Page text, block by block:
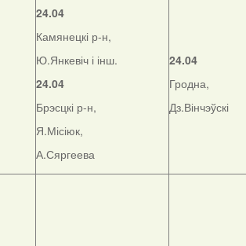
24.04
Камянецкі р-н,
Ю.Янкевіч і інш.
24.04
Брэсцкі р-н,
Я.Місіюк,
А.Сяргеева
24.04
Гродна,
Дз.Вінчэўскі